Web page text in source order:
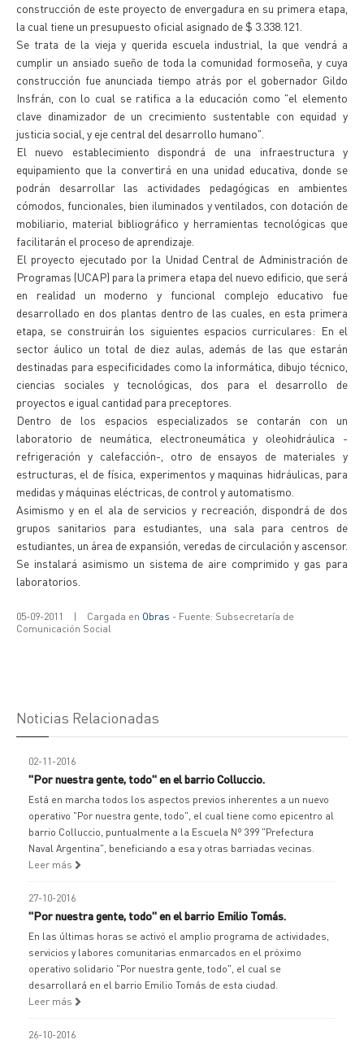
construcción de este proyecto de envergadura en su primera etapa,
la cual tiene un presupuesto oficial asignado de $ 3.338.121.
Se trata de la vieja y querida escuela industrial, la que vendrá a
cumplir un ansiado sueño de toda la comunidad formoseña, y cuya
construcción fue anunciada tiempo atrás por el gobernador Gildo
Insfrán, con lo cual se ratifica a la educación como "el elemento
clave dinamizador de un crecimiento sustentable con equidad y
justicia social, y eje central del desarrollo humano".
El nuevo establecimiento dispondrá de una infraestructura y
equipamiento que la convertirá en una unidad educativa, donde se
podrán desarrollar las actividades pedagógicas en ambientes
cómodos, funcionales, bien iluminados y ventilados, con dotación de
mobiliario, material bibliográfico y herramientas tecnológicas que
facilitarán el proceso de aprendizaje.
El proyecto ejecutado por la Unidad Central de Administración de
Programas (UCAP) para la primera etapa del nuevo edificio, que será
en realidad un moderno y funcional complejo educativo fue
desarrollado en dos plantas dentro de las cuales, en esta primera
etapa, se construirán los siguientes espacios curriculares: En el
sector áulico un total de diez aulas, además de las que estarán
destinadas para especificidades como la informática, dibujo técnico,
ciencias sociales y tecnológicas, dos para el desarrollo de
proyectos e igual cantidad para preceptores.
Dentro de los espacios especializados se contarán con un
laboratorio de neumática, electroneumática y oleohidráulica -
refrigeración y calefacción-, otro de ensayos de materiales y
estructuras, el de física, experimentos y maquinas hidráulicas, para
medidas y máquinas eléctricas, de control y automatismo.
Asimismo y en el ala de servicios y recreación, dispondrá de dos
grupos sanitarios para estudiantes, una sala para centros de
estudiantes, un área de expansión, veredas de circulación y ascensor.
Se instalará asimismo un sistema de aire comprimido y gas para
laboratorios.
05-09-2011 | Cargada en Obras - Fuente: Subsecretaría de
Comunicación Social
Noticias Relacionadas
02-11-2016
"Por nuestra gente, todo" en el barrio Colluccio.
Está en marcha todos los aspectos previos inherentes a un nuevo
operativo "Por nuestra gente, todo", el cual tiene como epicentro al
barrio Colluccio, puntualmente a la Escuela Nº 399 "Prefectura
Naval Argentina", beneficiando a esa y otras barriadas vecinas.
Leer más
27-10-2016
"Por nuestra gente, todo" en el barrio Emilio Tomás.
En las últimas horas se activó el amplio programa de actividades,
servicios y labores comunitarias enmarcados en el próximo
operativo solidario "Por nuestra gente, todo", el cual se
desarrollará en el barrio Emilio Tomás de esta ciudad.
Leer más
26-10-2016